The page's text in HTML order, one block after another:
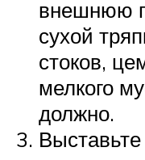
внешнюю
сухой
стоков,
мелкого
должно.